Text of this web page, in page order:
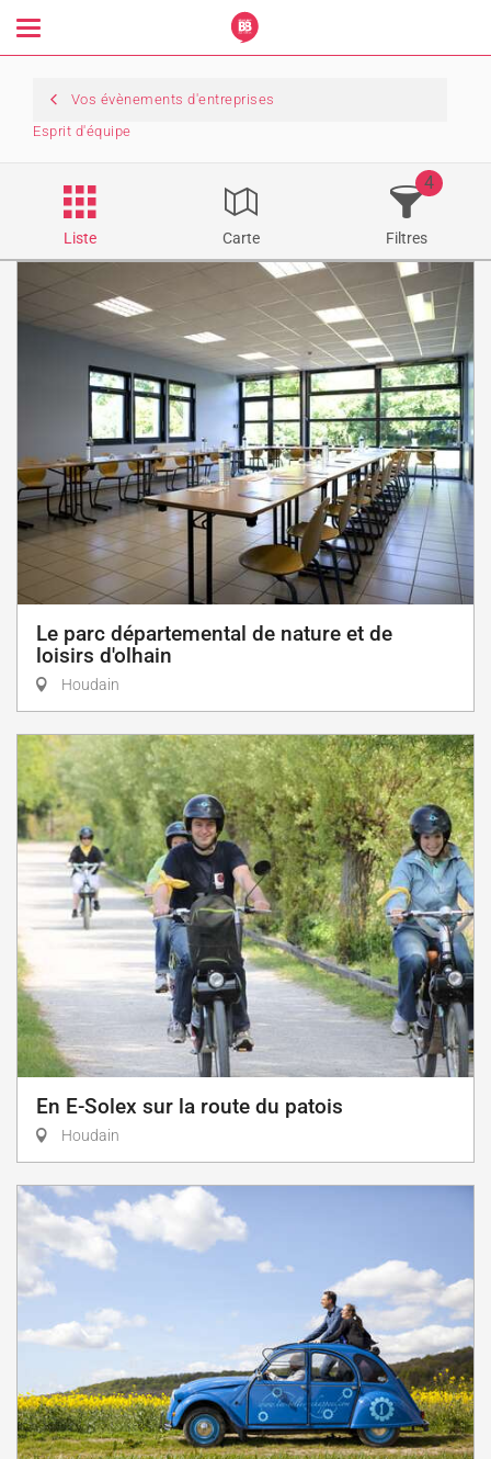
Toggle
Vos évènements d'entreprises
Esprit d'équipe
Liste Carte Filtres
4
Le parc départemental de nature et de
loisirs d'olhain
Houdain
En E-Solex sur la route du patois
Houdain